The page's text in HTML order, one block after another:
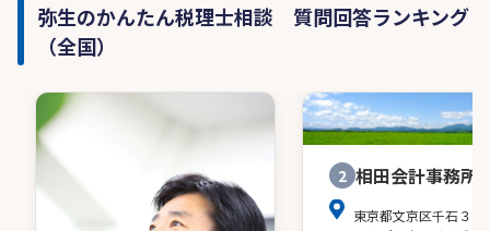
弥生のかんたん税理士相談 質問回答ランキング
（全国）
2 相田会計事務所
東京都文京区千石３－